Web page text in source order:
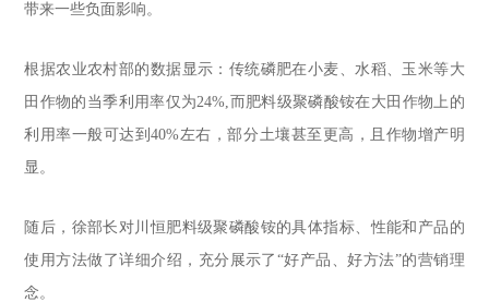
带来一些负面影响。
根据农业农村部的数据显示：传统磷肥在小麦、水稻、玉米等大
田作物的当季利用率仅为24%,而肥料级聚磷酸铵在大田作物上的
利用率一般可达到40%左右，部分土壤甚至更高，且作物增产明
显。
随后，徐部长对川恒肥料级聚磷酸铵的具体指标、性能和产品的
使用方法做了详细介绍，充分展示了“好产品、好方法”的营销理
念。